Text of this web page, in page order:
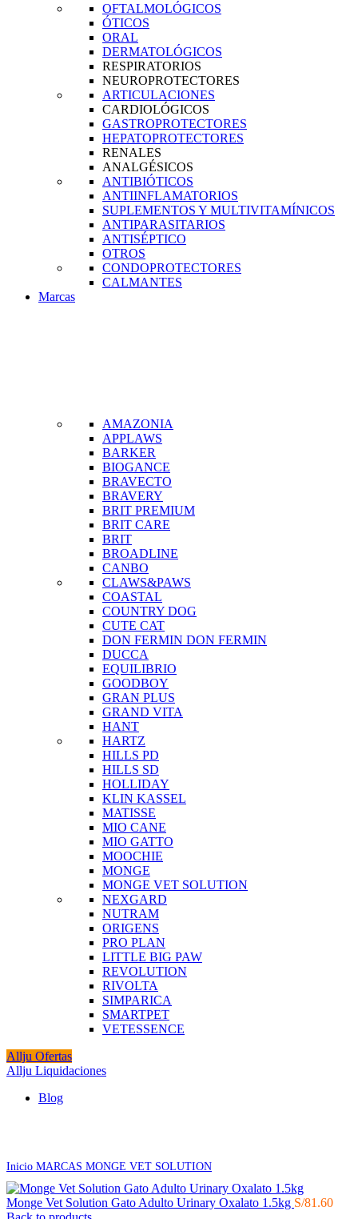
OFTALMOLÓGICOS
ÓTICOS
ORAL
DERMATOLÓGICOS
RESPIRATORIOS
NEUROPROTECTORES
ARTICULACIONES
CARDIOLÓGICOS
GASTROPROTECTORES
HEPATOPROTECTORES
RENALES
ANALGÉSICOS
ANTIBIÓTICOS
ANTIINFLAMATORIOS
SUPLEMENTOS Y MULTIVITAMÍNICOS
ANTIPARASITARIOS
ANTISÉPTICO
OTROS
CONDOPROTECTORES
CALMANTES
Marcas
AMAZONIA
APPLAWS
BARKER
BIOGANCE
BRAVECTO
BRAVERY
BRIT PREMIUM
BRIT CARE
BRIT
BROADLINE
CANBO
CLAWS&PAWS
COASTAL
COUNTRY DOG
CUTE CAT
DON FERMIN DON FERMIN
DUCCA
EQUILIBRIO
GOODBOY
GRAN PLUS
GRAND VITA
HANT
HARTZ
HILLS PD
HILLS SD
HOLLIDAY
KLIN KASSEL
MATISSE
MIO CANE
MIO GATTO
MOOCHIE
MONGE
MONGE VET SOLUTION
NEXGARD
NUTRAM
ORIGENS
PRO PLAN
LITTLE BIG PAW
REVOLUTION
RIVOLTA
SIMPARICA
SMARTPET
VETESSENCE
Allju Ofertas
Allju Liquidaciones
Blog
Inicio MARCAS MONGE VET SOLUTION
Monge Vet Solution Gato Adulto Urinary Oxalato 1.5kg S/81.60